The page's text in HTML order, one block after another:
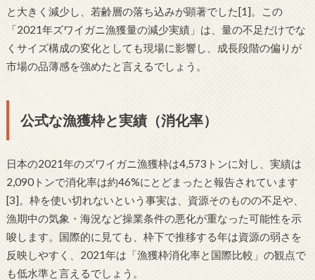
と大きく減少し、若齢層の落ち込みが顕著でした[1]。この
「2021年ズワイガニ漁獲量の減少実績」は、量の不足だけでな
くサイズ構成の変化としても現場に影響し、成長段階の偏りが
市場の品薄感を強めたと言えるでしょう。
公式な漁獲枠と実績（消化率）
日本の2021年のズワイガニ漁獲枠は4,573トンに対し、実績は
2,090トンで消化率は約46%にとどまったと報告されています
[3]。枠を使い切れないという事実は、資源そのものの不足や、
漁期中の気象・海況など操業条件の悪化が重なった可能性を示
唆します。国際的に見ても、枠下で推移する年は資源の弱さを
反映しやすく、2021年は「漁獲枠消化率と国際比較」の観点で
も低水準と言えるでしょう。